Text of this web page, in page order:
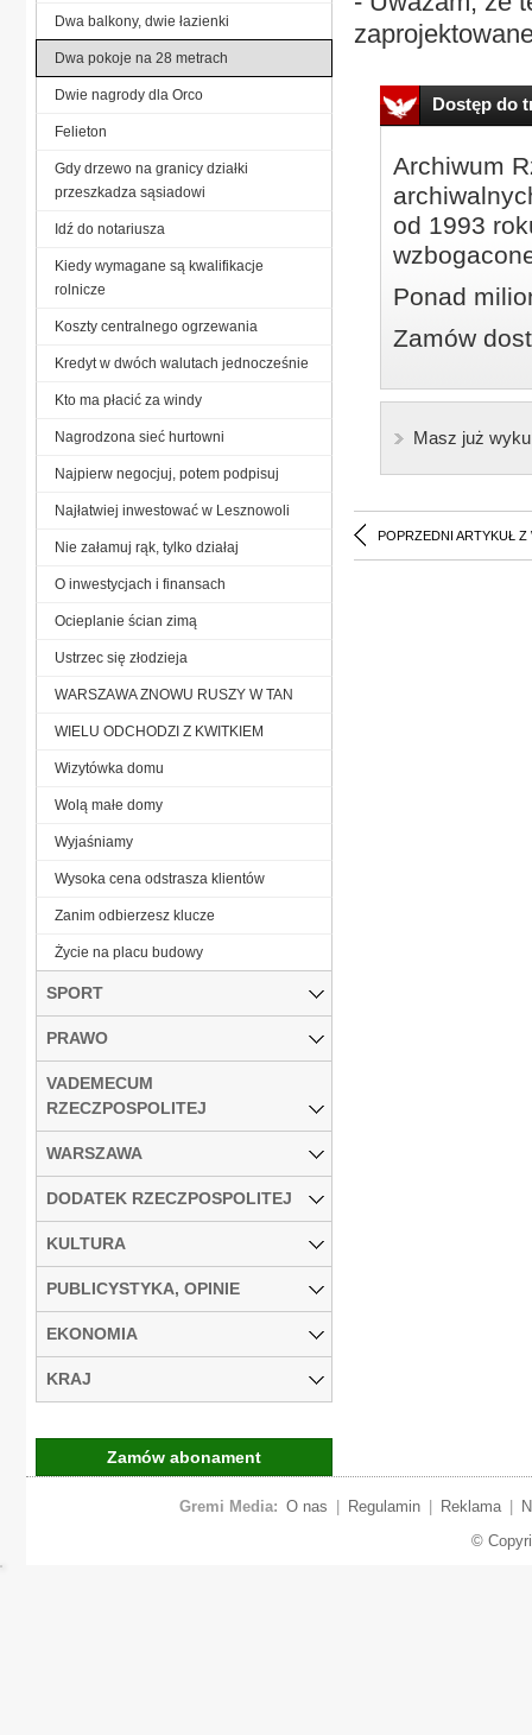
Dostęp do
Archiwum
od 1993
Ponad
Zamów
Masz już
POPRZEDNI ARTYKUŁ Z
Dwa balkony, dwie łazienki
Dwa pokoje na 28 metrach
Dwie nagrody dla Orco
Felieton
Gdy drzewo na granicy działki
przeszkadza sąsiadowi
Idź do notariusza
Kiedy wymagane są kwalifikacje
rolnicze
Koszty centralnego ogrzewania
Kredyt w dwóch walutach jednocześnie
Kto ma płacić za windy
Nagrodzona sieć hurtowni
Najpierw negocjuj, potem podpisuj
Najłatwiej inwestować w Lesznowoli
Nie załamuj rąk, tylko działaj
O inwestycjach i finansach
Ocieplanie ścian zimą
Ustrzec się złodzieja
WARSZAWA ZNOWU RUSZY W TAN
WIELU ODCHODZI Z KWITKIEM
Wizytówka domu
Wolą małe domy
Wyjaśniamy
Wysoka cena odstrasza klientów
Zanim odbierzesz klucze
Życie na placu budowy
SPORT
PRAWO
VADEMECUM
RZECZPOSPOLITEJ
WARSZAWA
DODATEK RZECZPOSPOLITEJ
KULTURA
PUBLICYSTYKA, OPINIE
EKONOMIA
KRAJ
Zamów abonament
Gremi Media: O nas Regulamin Reklama
©